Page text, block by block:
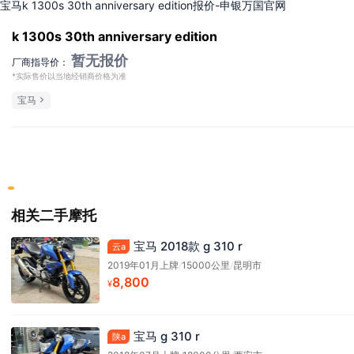
宝马k 1300s 30th anniversary edition报价-申银万国官网
k 1300s 30th anniversary edition
厂商指导价： 暂无报价
*实际售价以当地经销商价格为准
宝马
相关二手摩托
云a 宝马 2018款 g 310 r
2019年01月上牌/15000公里 /昆明市
¥8,800
陕a 宝马 g 310 r